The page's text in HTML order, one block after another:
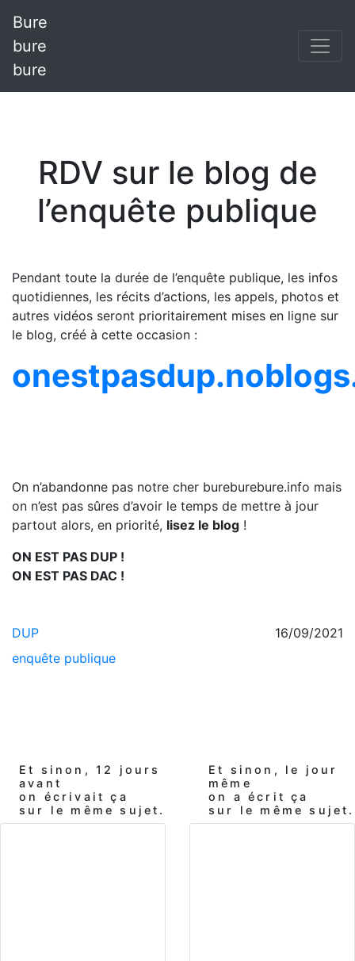
Bure
bure
bure
RDV sur le blog de
l’enquête publique
Pendant toute la durée de l’enquête publique, les infos
quotidiennes, les récits d’actions, les appels, photos et
autres vidéos seront prioritairement mises en ligne sur
le blog, créé à cette occasion :
On n’abandonne pas notre cher bureburebure.info mais
on n’est pas sûres d’avoir le temps de mettre à jour
partout alors, en priorité, lisez le blog !
ON EST PAS DUP !
ON EST PAS DAC !
16/09/2021
DUP
enquête publique
Et sinon, 12 jours
avant
on écrivait ça
sur le même sujet.
Et sinon, le jour
même
on a écrit ça
sur le même sujet.